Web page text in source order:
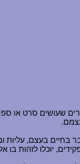
שעושים סרט או ספר
בחיים בעצם, עליות
יוכלו לזהות בו